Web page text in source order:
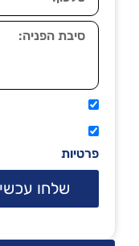
פרטיות
שלחו